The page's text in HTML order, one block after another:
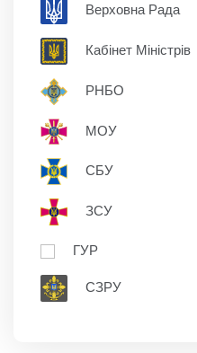
Верховна Рада
Кабінет Міністрів
РНБО
МОУ
СБУ
ЗСУ
ГУР
СЗРУ